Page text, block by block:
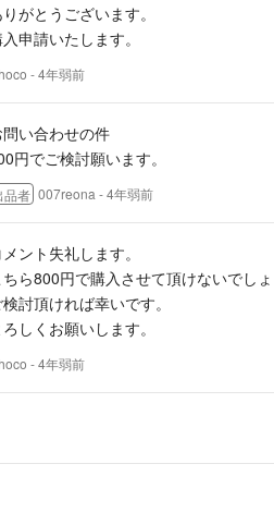
麗な商品をお探しの方・神経質な方はお
の状態等は画像をご覧になって判断いた
った上で慎重にお願いします。商品の状
あります。
する際に検品していますが見落し等があ
承願います。
や電子機器など詳細仕様については購入
的に中古品の出品、状態説明は出品時の
後の購入者様による操作以降に発生した
しません。心配な方はフリマにて中古品
い。
・雑誌については、希に新品購入のもの
のネットショップで購入した中古品が多
がとうございます。
申請いたします。
- 4年弱前
問い合わせの件
円でご検討願います。
品者 007reona - 4年弱前
メント失礼します。
ちら800円で購入させて頂けないでしょ
検討頂ければ幸いです。
ろしくお願いします。
- 4年弱前